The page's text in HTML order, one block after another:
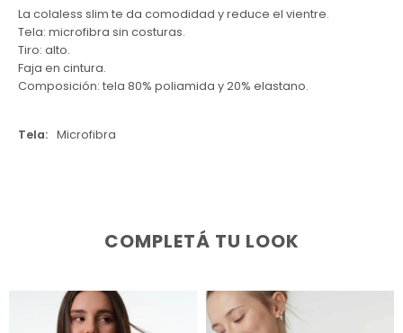
La colaless slim te da comodidad y reduce el vientre.
Tela: microfibra sin costuras.
Tiro: alto.
Faja en cintura.
Composición: tela 80% poliamida y 20% elastano.
Tela Microfibra
COMPLETÁ TU LOOK